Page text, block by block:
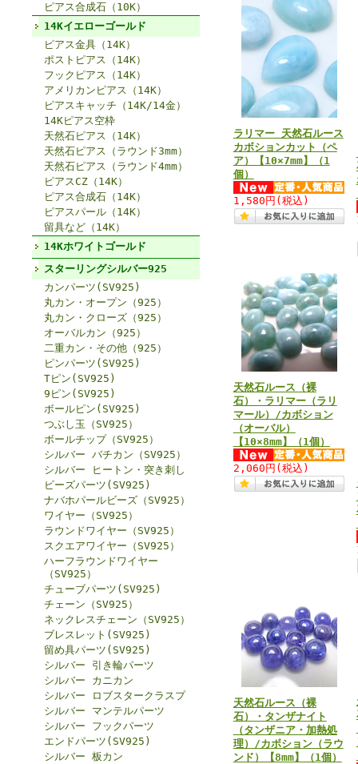
ピアス合成石（10K）
14Kイエローゴールド
ピアス金具（14K）
ポストピアス（14K）
フックピアス（14K）
アメリカンピアス（14K）
ピアスキャッチ（14K/14金）
14Kピアス空枠
天然石ピアス（14K）
天然石ピアス（ラウンド3mm）
天然石ピアス（ラウンド4mm）
ピアスCZ（14K）
ピアス合成石（14K）
ピアスパール（14K）
留具など（14K）
14Kホワイトゴールド
スターリングシルバー925
カンパーツ(SV925)
丸カン・オープン（925）
丸カン・クローズ（925）
オーバルカン（925）
二重カン・その他（925）
ピンパーツ(SV925)
Tピン(SV925)
9ピン(SV925)
ボールピン(SV925)
つぶし玉（SV925）
ボールチップ（SV925）
シルバー バチカン（SV925）
シルバー ヒートン・突き刺し
ビーズパーツ(SV925)
ナバホパールビーズ（SV925）
ワイヤー（SV925）
ラウンドワイヤー（SV925）
スクエアワイヤー（SV925）
ハーフラウンドワイヤー
（SV925）
チューブパーツ(SV925)
チェーン（SV925）
ネックレスチェーン（SV925）
ブレスレット(SV925)
留め具パーツ(SV925)
シルバー 引き輪パーツ
シルバー カニカン
シルバー ロブスタークラスプ
シルバー マンテルパーツ
シルバー フックパーツ
エンドパーツ(SV925)
シルバー 板カン
ラリマー 天然石ルース
カボションカット（ペ
ア）【10×7mm】（1
個）
1,580円 (税込)
天然石ルース（裸
石）・ラリマー（ラリ
マール）/カボション
（オーバル）
【10×8mm】（1個）
2,060円 (税込)
天然石ルース（裸
石）・タンザナイト
（タンザニア・加熱処
理）/カボション（ラウ
ンド）【8mm】（1個）